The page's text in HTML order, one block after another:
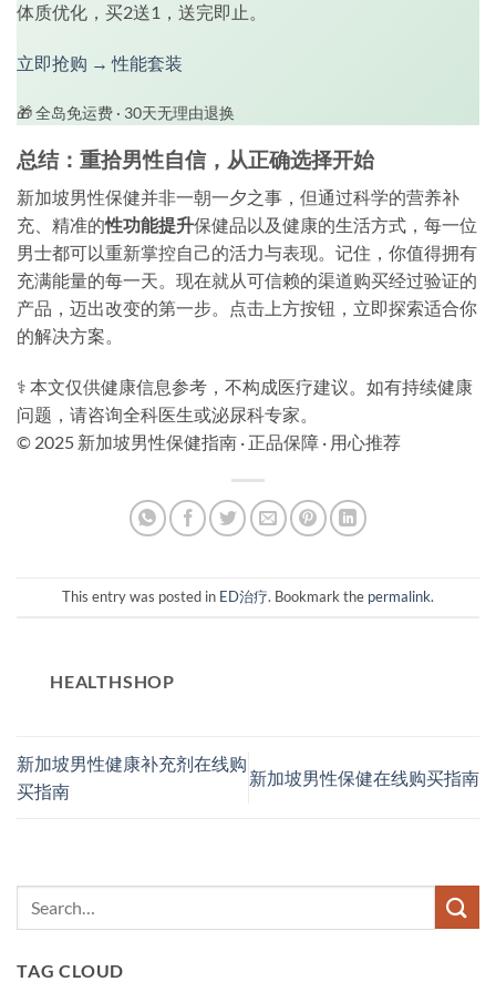
体质优化，买2送1，送完即止。
立即抢购 → 性能套装
🎁 全岛免运费 · 30天无理由退换
总结：重拾男性自信，从正确选择开始
新加坡男性保健并非一朝一夕之事，但通过科学的营养补
充、精准的性功能提升保健品以及健康的生活方式，每一位
男士都可以重新掌控自己的活力与表现。记住，你值得拥有
充满能量的每一天。现在就从可信赖的渠道购买经过验证的
产品，迈出改变的第一步。点击上方按钮，立即探索适合你
的解决方案。
⚕️ 本文仅供健康信息参考，不构成医疗建议。如有持续健康
问题，请咨询全科医生或泌尿科专家。
© 2025 新加坡男性保健指南 · 正品保障 · 用心推荐
This entry was posted in ED治疗. Bookmark the permalink.
HEALTHSHOP
新加坡男性健康补充剂在线购
买指南
新加坡男性保健在线购买指南
TAG CLOUD